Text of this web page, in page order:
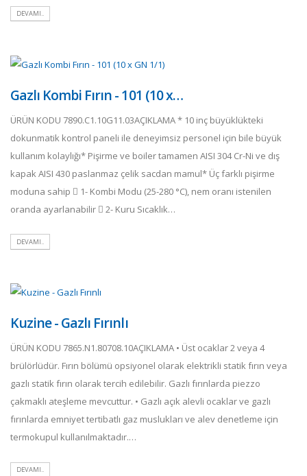
DEVAMI..
Gazlı Kombi Fırın - 101 (10 x…
ÜRÜN KODU 7890.C1.10G11.03AÇIKLAMA * 10 inç büyüklükteki
dokunmatik kontrol paneli ile deneyimsiz personel için bile büyük
kullanım kolaylığı* Pişirme ve boiler tamamen AISI 304 Cr-Ni ve dış
kapak AISI 430 paslanmaz çelik sacdan mamul* Üç farklı pişirme
moduna sahip  1- Kombi Modu (25-280 °C), nem oranı istenilen
oranda ayarlanabilir  2- Kuru Sıcaklık…
DEVAMI..
Kuzine - Gazlı Fırınlı
ÜRÜN KODU 7865.N1.80708.10AÇIKLAMA • Üst ocaklar 2 veya 4
brülörlüdür. Fırın bölümü opsiyonel olarak elektrikli statik fırın veya
gazlı statik fırın olarak tercih edilebilir. Gazlı fırınlarda piezzo
çakmaklı ateşleme mevcuttur. • Gazlı açık alevli ocaklar ve gazlı
fırınlarda emniyet tertibatlı gaz muslukları ve alev denetleme için
termokupul kullanılmaktadır.…
DEVAMI..